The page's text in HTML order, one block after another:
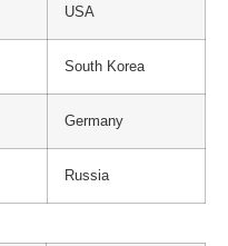
USA
South Korea
Germany
Russia